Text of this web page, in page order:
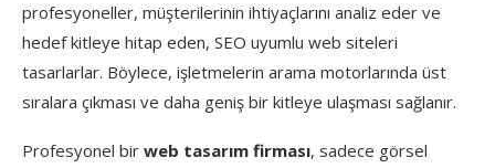
profesyoneller, müşterilerinin ihtiyaçlarını analiz eder ve
hedef kitleye hitap eden, SEO uyumlu web siteleri
tasarlarlar. Böylece, işletmelerin arama motorlarında üst
sıralara çıkması ve daha geniş bir kitleye ulaşması sağlanır.
Profesyonel bir web tasarım firması, sadece görsel